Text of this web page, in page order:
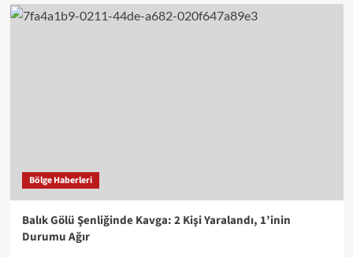
Bölge Haberleri
Balık Gölü Şenliğinde Kavga: 2 Kişi Yaralandı, 1’inin
Durumu Ağır